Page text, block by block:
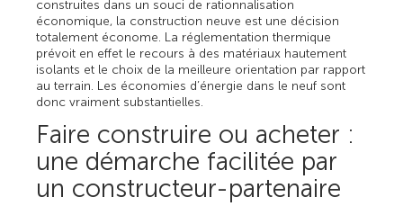
construites dans un souci de rationnalisation
économique, la construction neuve est une décision
totalement économe. La réglementation thermique
prévoit en effet le recours à des matériaux hautement
isolants et le choix de la meilleure orientation par rapport
au terrain. Les économies d’énergie dans le neuf sont
donc vraiment substantielles.
Faire construire ou acheter :
une démarche facilitée par
un constructeur-partenaire